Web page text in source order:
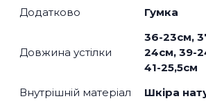
Додатково
Гумка
Довжина устілки
36-23см,
24см, 39-
41-25,5см
Внутрішній матеріал
Шкіра